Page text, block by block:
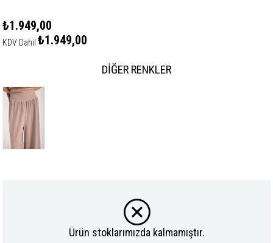
₺1.949,00
KDV Dahil ₺1.949,00
DIĞER RENKLER
Ürün stoklarımızda kalmamıştır.